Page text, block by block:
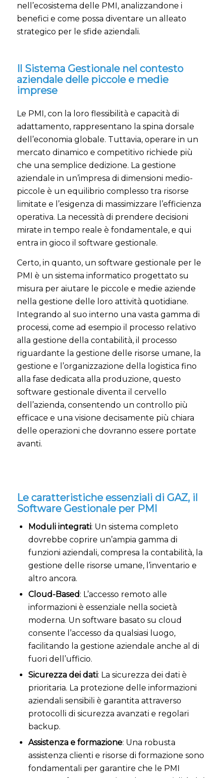
nell’ecosistema delle PMI, analizzandone i
benefici e come possa diventare un alleato
strategico per le sfide aziendali.
Il Sistema Gestionale nel contesto
aziendale delle piccole e medie
imprese
Le PMI, con la loro flessibilità e capacità di
adattamento, rappresentano la spina dorsale
dell’economia globale. Tuttavia, operare in un
mercato dinamico e competitivo richiede più
che una semplice dedizione. La gestione
aziendale in un’impresa di dimensioni medio-
piccole è un equilibrio complesso tra risorse
limitate e l’esigenza di massimizzare l’efficienza
operativa. La necessità di prendere decisioni
mirate in tempo reale è fondamentale, e qui
entra in gioco il software gestionale.
Certo, in quanto, un software gestionale per le
PMI è un sistema informatico progettato su
misura per aiutare le piccole e medie aziende
nella gestione delle loro attività quotidiane.
Integrando al suo interno una vasta gamma di
processi, come ad esempio il processo relativo
alla gestione della contabilità, il processo
riguardante la gestione delle risorse umane, la
gestione e l’organizzazione della logistica fino
alla fase dedicata alla produzione, questo
software gestionale diventa il cervello
dell’azienda, consentendo un controllo più
efficace e una visione decisamente più chiara
delle operazioni che dovranno essere portate
avanti.
Le caratteristiche essenziali di GAZ, il
Software Gestionale per PMI
Moduli integrati: Un sistema completo
dovrebbe coprire un’ampia gamma di
funzioni aziendali, compresa la contabilità, la
gestione delle risorse umane, l’inventario e
altro ancora.
Cloud-Based: L’accesso remoto alle
informazioni è essenziale nella società
moderna. Un software basato su cloud
consente l’accesso da qualsiasi luogo,
facilitando la gestione aziendale anche al di
fuori dell’ufficio.
Sicurezza dei dati: La sicurezza dei dati è
prioritaria. La protezione delle informazioni
aziendali sensibili è garantita attraverso
protocolli di sicurezza avanzati e regolari
backup.
Assistenza e formazione: Una robusta
assistenza clienti e risorse di formazione sono
fondamentali per garantire che le PMI